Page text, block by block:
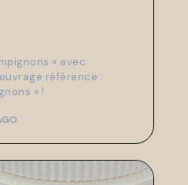
» avec
référence :
» !